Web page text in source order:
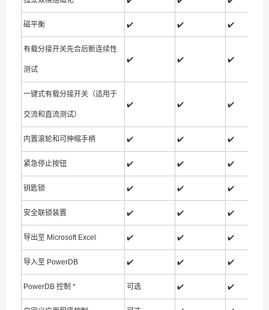
磁平衡 ✔️ ✔️ ✔️
有载分接开关先合后断连续性
测试
✔️ ✔️ ✔️
一键式有载分接开关（适用于
交流和直流测试）
✔️ ✔️ ✔️
内置滚轮和可伸缩手柄 ✔️ ✔️ ✔️
紧急停止按钮 ✔️ ✔️ ✔️
钥匙锁 ✔️ ✔️ ✔️
安全联锁装置 ✔️ ✔️ ✔️
导出至 Microsoft Excel ✔️ ✔️ ✔️
导入至 PowerDB ✔️ ✔️ ✔️
PowerDB 控制 * 可选 ✔️ ✔️